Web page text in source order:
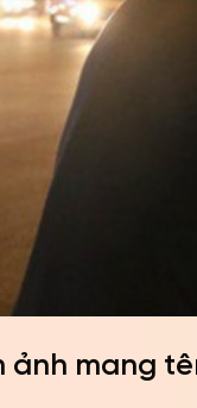
ảnh mang